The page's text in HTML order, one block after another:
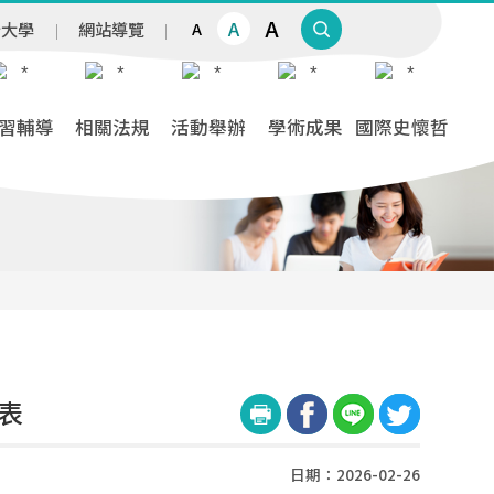
學 網站導覽 A A A
輔導 相關法規 活動舉辦 學術成果 國際史懷哲
日期：2026-02-26